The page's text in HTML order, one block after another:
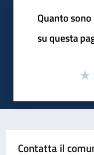
Quanto
su questa
Contatta il